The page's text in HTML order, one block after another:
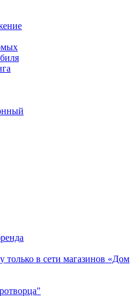
только в сети магазинов «Дом